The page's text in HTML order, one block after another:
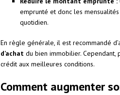
emprunté et donc les
quotidien.
En règle générale, il est recommandé
d’achat du bien immobilier. Cependant,
crédit aux meilleures conditions.
Comment augmenter